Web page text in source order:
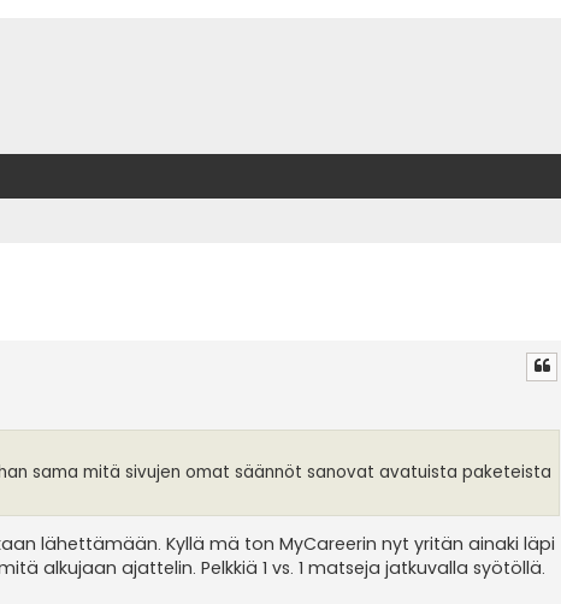
sama mitä sivujen omat säännöt sanovat avatuista paketeista
lähettämään. Kyllä mä ton MyCareerin nyt yritän ainaki läpi
alkujaan ajattelin. Pelkkiä 1 vs. 1 matseja jatkuvalla syötöllä.